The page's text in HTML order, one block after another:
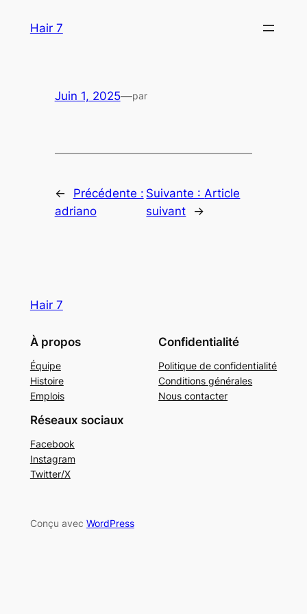
Hair 7
Juin 1, 2025—par
←
Précédente :
adriano
Suivante :Article
suivant
→
Hair 7
À propos
Équipe
Histoire
Emplois
Confidentialité
Politique de confidentialité
Conditions générales
Nous contacter
Réseaux sociaux
Facebook
Instagram
Twitter/X
Conçu avec WordPress